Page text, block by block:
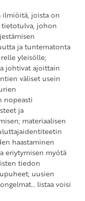
ilmiöitä, joista on
tietotulva, johon
ja tuntematonta
yleisölle;
johtivat ajoittain
väliset usein
nopeasti
ja
materiaalisen
haastaminen
eriytymisen myötä
tiedon
uusien
listaa voisi